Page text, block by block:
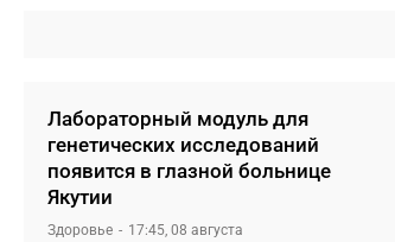
Лабораторный модуль для
генетических исследований
появится в глазной больнице
Якутии
Здоровье 17:45, 08 августа